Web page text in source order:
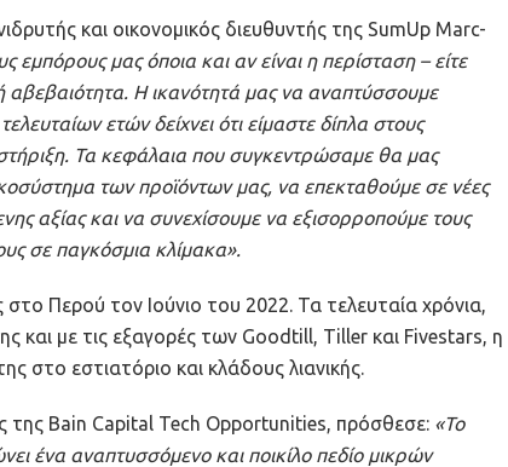
και οικονομικός διευθυντής της SumUp Marc-
εμπόρους μας όποια και αν είναι η περίσταση – είτε
αβεβαιότητα. Η ικανότητά μας να αναπτύσσουμε
ετών δείχνει ότι είμαστε δίπλα στους
Τα κεφάλαια που συγκεντρώσαμε θα μας
των προϊόντων μας, να επεκταθούμε σε νέες
αξίας και να συνεχίσουμε να εξισορροπούμε τους
σε παγκόσμια κλίμακα».
στο Περού τον Ιούνιο του 2022. Τα τελευταία χρόνια,
και με τις εξαγορές των Goodtill, Tiller και Fivestars, η
στο εστιατόριο και κλάδους λιανικής.
Bain Capital Tech Opportunities, πρόσθεσε: «Το
ένα αναπτυσσόμενο και ποικίλο πεδίο μικρών